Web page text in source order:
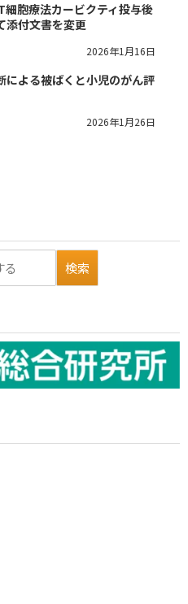
細胞療法カービクティ投与後
添付文書を変更
2026年1月16日
による被ばくと小児のがん評
2026年1月26日